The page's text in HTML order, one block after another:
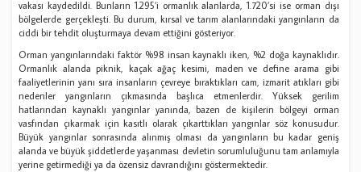
vakası kaydedildi. Bunların 1.295’i ormanlık alanlarda, 1.720’si ise orman dışı
bölgelerde gerçekleşti. Bu durum, kırsal ve tarım alanlarındaki yangınların da
ciddi bir tehdit oluşturmaya devam ettiğini gösteriyor.
Orman yangınlarındaki faktör %98 insan kaynaklı iken, %2 doğa kaynaklıdır.
Ormanlık alanda piknik, kaçak ağaç kesimi, maden ve define arama gibi
faaliyetlerinin yanı sıra insanların çevreye bıraktıkları cam, izmarit atıkları gibi
nedenler yangınların çıkmasında başlıca etmenlerdir. Yüksek gerilim
hatlarından kaynaklı yangınlar yanında, bazen de kişilerin bölgeyi orman
vasfından çıkarmak için kasıtlı olarak çıkarttıkları yangınlar söz konusudur.
Büyük yangınlar sonrasında alınmış olması da yangınların bu kadar geniş
alanda ve büyük şiddetlerde yaşanması devletin sorumluluğunu tam anlamıyla
yerine getirmediği ya da özensiz davrandığını göstermektedir.